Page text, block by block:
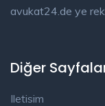
avukat24.de ye
Diğer
Iletisim